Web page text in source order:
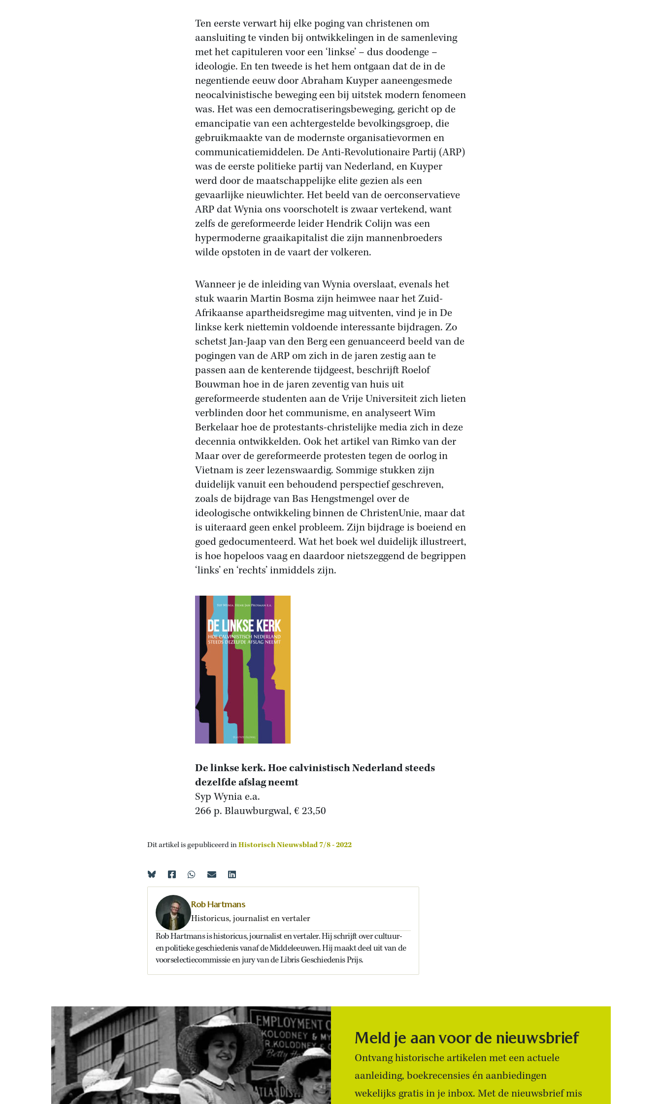
Ten eerste verwart hij elke poging van christenen om
aansluiting te vinden bij ontwikkelingen in de samenleving
met het capituleren voor een ‘linkse’ – dus doodenge –
ideologie. En ten tweede is het hem ontgaan dat de in de
negentiende eeuw door Abraham Kuyper aaneengesmede
neocalvinistische beweging een bij uitstek modern fenomeen
was. Het was een democratiseringsbeweging, gericht op de
emancipatie van een achtergestelde bevolkingsgroep, die
gebruikmaakte van de modernste organisatievormen en
communicatiemiddelen. De Anti-Revolutionaire Partij (ARP)
was de eerste politieke partij van Nederland, en Kuyper
werd door de maatschappelijke elite gezien als een
gevaarlijke nieuwlichter. Het beeld van de oerconservatieve
ARP dat Wynia ons voorschotelt is zwaar vertekend, want
zelfs de gereformeerde leider Hendrik Colijn was een
hypermoderne graaikapitalist die zijn mannenbroeders
wilde opstoten in de vaart der volkeren.
Wanneer je de inleiding van Wynia overslaat, evenals het
stuk waarin Martin Bosma zijn heimwee naar het Zuid-
Afrikaanse apartheidsregime mag uitventen, vind je in De
linkse kerk niettemin voldoende interessante bijdragen. Zo
schetst Jan-Jaap van den Berg een genuanceerd beeld van de
pogingen van de ARP om zich in de jaren zestig aan te
passen aan de kenterende tijdgeest, beschrijft Roelof
Bouwman hoe in de jaren zeventig van huis uit
gereformeerde studenten aan de Vrije Universiteit zich lieten
verblinden door het communisme, en analyseert Wim
Berkelaar hoe de protestants-christelijke media zich in deze
decennia ontwikkelden. Ook het artikel van Rimko van der
Maar over de gereformeerde protesten tegen de oorlog in
Vietnam is zeer lezenswaardig. Sommige stukken zijn
duidelijk vanuit een behoudend perspectief geschreven,
zoals de bijdrage van Bas Hengstmengel over de
ideologische ontwikkeling binnen de ChristenUnie, maar dat
is uiteraard geen enkel probleem. Zijn bijdrage is boeiend en
goed gedocumenteerd. Wat het boek wel duidelijk illustreert,
is hoe hopeloos vaag en daardoor nietszeggend de begrippen
‘links’ en ‘rechts’ inmiddels zijn.
De linkse kerk. Hoe calvinistisch Nederland steeds
dezelfde afslag neemt
Syp Wynia e.a.
266 p. Blauwburgwal, € 23,50
Dit artikel is gepubliceerd inHistorisch Nieuwsblad 7/8 - 2022
Rob Hartmans
Historicus, journalist en vertaler
Rob Hartmans is historicus, journalist en vertaler. Hij schrijft over cultuur-
en politieke geschiedenis vanaf de Middeleeuwen. Hij maakt deel uit van de
voorselectiecommissie en jury van de Libris Geschiedenis Prijs.
Meld je aan voor de nieuwsbrief
Ontvang historische artikelen met een actuele
aanleiding, boekrecensies én aanbiedingen
wekelijks gratis in je inbox. Met de nieuwsbrief mis